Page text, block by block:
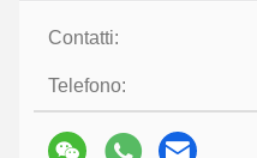
Contatti:
Telefono: